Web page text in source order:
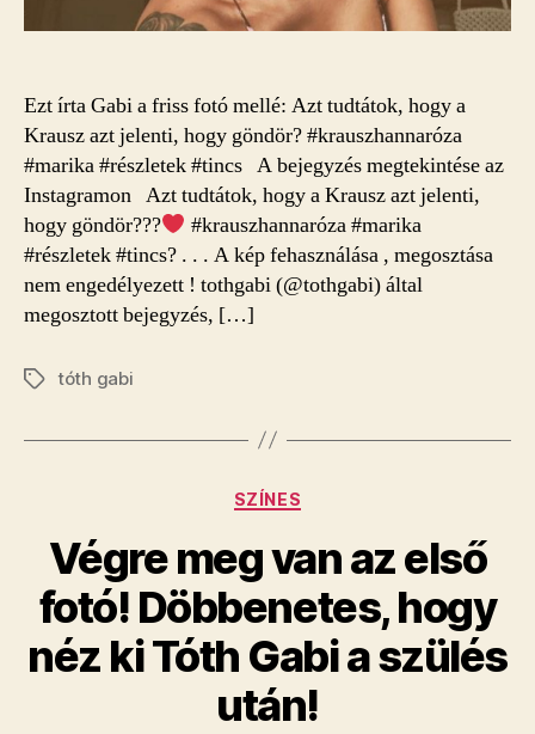
Ezt írta Gabi a friss fotó mellé: Azt tudtátok, hogy a
Krausz azt jelenti, hogy göndör? #krauszhannaróza
#marika #részletek #tincs A bejegyzés megtekintése az
Instagramon Azt tudtátok, hogy a Krausz azt jelenti,
hogy göndör???
#krauszhannaróza #marika
#részletek #tincs? . . . A kép fehasználása , megosztása
nem engedélyezett ! tothgabi (@tothgabi) által
megosztott bejegyzés, […]
Címkéktóth gabi
Kategóriák
SZÍNES
Végre meg van az első
fotó! Döbbenetes, hogy
néz ki Tóth Gabi a szülés
után!